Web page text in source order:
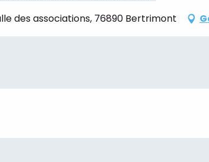
des associations, 76890 Bertrimont